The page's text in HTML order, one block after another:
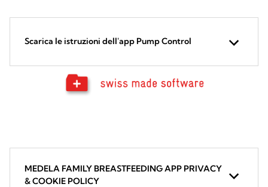
Scarica le istruzioni dell'app Pump Control
MEDELA FAMILY BREASTFEEDING APP PRIVACY
& COOKIE POLICY